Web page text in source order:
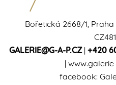
Bořetická 2668/1,
GALERIE@G-A-P.CZ| +420
|
facebook: